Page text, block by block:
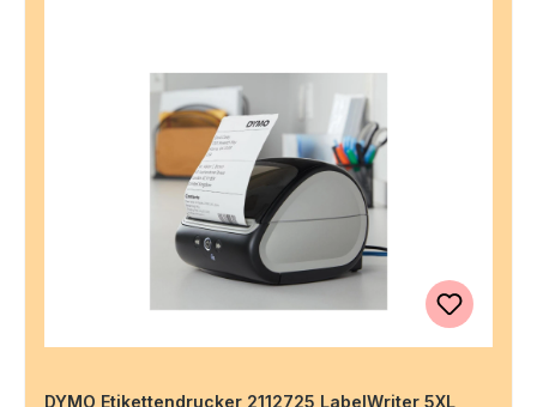
DYMO Etikettendrucker 2112725 LabelWriter 5XL